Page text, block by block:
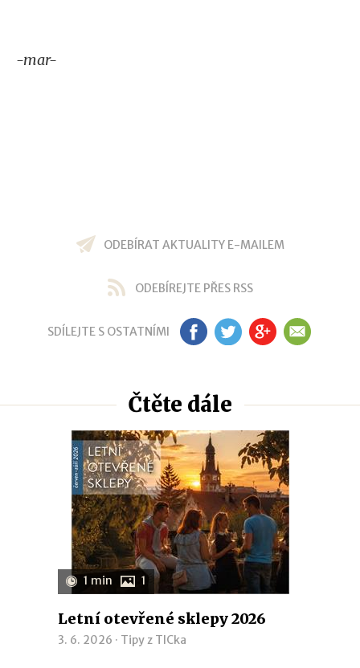
-mar-
ODEBÍRAT AKTUALITY E-MAILEM
ODEBÍREJTE PŘES RSS
SDÍLEJTE S OSTATNÍMI FB TW GP EM
Čtěte dále
1 min 1
Letní otevřené sklepy 2026
3. 6. 2026 · Tipy z TICka